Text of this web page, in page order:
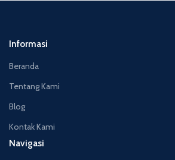
Informasi
Beranda
Tentang Kami
Blog
Kontak Kami
Navigasi